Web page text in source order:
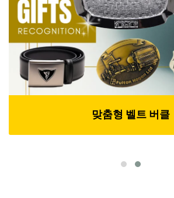
맞춤형 벨트 버클